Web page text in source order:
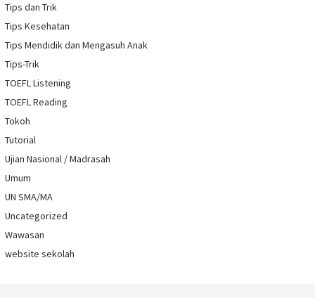
Tips dan Trik
Tips Kesehatan
Tips Mendidik dan Mengasuh Anak
Tips-Trik
TOEFL Listening
TOEFL Reading
Tokoh
Tutorial
Ujian Nasional / Madrasah
Umum
UN SMA/MA
Uncategorized
Wawasan
website sekolah